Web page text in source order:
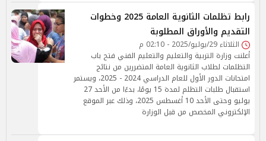
رابط تظلمات الثانوية العامة 2025 وخطوات
التقديم والأوراق المطلوبة
الثلاثاء 29/يوليو/2025 - 02:10 م
أعلنت وزارة التربية والتعليم والتعليم الفني فتح باب
التظلمات لطلاب الثانوية العامة المتضررين من نتائج
امتحانات الدور الأول للعام الدراسي 2024 - 2025، ويستمر
استقبال طلبات التظلم لمدة 15 يومًا، بدءًا من الأحد 27
يوليو وحتى الأحد 10 أغسطس 2025، وذلك عبر الموقع
الإلكتروني المخصص من قبل الوزارة